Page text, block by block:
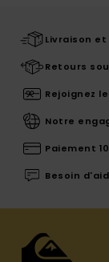
Livraison
Retours
Rejoignez
Notre
Paiement
Besoin